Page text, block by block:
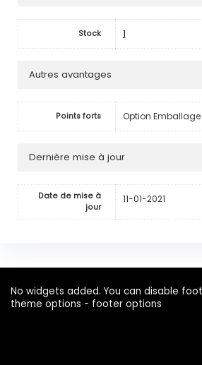
Stock 1
Autres avantages
Points forts Option
Dernière mise à jour
Date de mise à
jour
11-01-2021
No widgets added. You can disable
theme options - footer options